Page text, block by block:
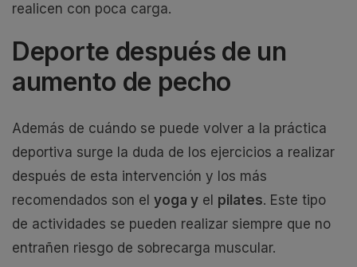
realicen con poca carga.
Deporte después de un
aumento de pecho
Además de cuándo se puede volver a la práctica
deportiva surge la duda de los ejercicios a realizar
después de esta intervención y los más
recomendados son el yoga y el pilates. Este tipo
de actividades se pueden realizar siempre que no
entrañen riesgo de sobrecarga muscular.